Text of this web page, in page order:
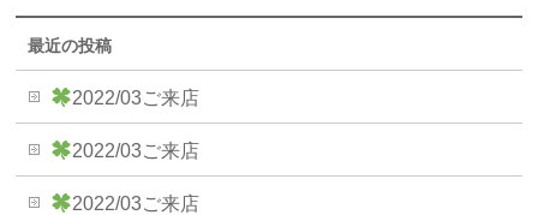
最近の投稿
2022/03ご来店
2022/03ご来店
2022/03ご来店